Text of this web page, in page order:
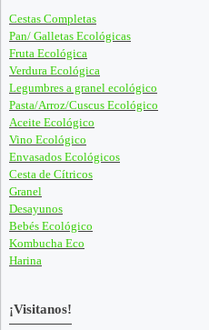
Cestas Completas
Pan/ Galletas Ecológicas
Fruta Ecológica
Verdura Ecológica
Legumbres a granel ecológico
Pasta/Arroz/Cuscus Ecológico
Aceite Ecológico
Vino Ecológico
Envasados Ecológicos
Cesta de Cítricos
Granel
Desayunos
Bebés Ecológico
Kombucha Eco
Harina
¡Visitanos!